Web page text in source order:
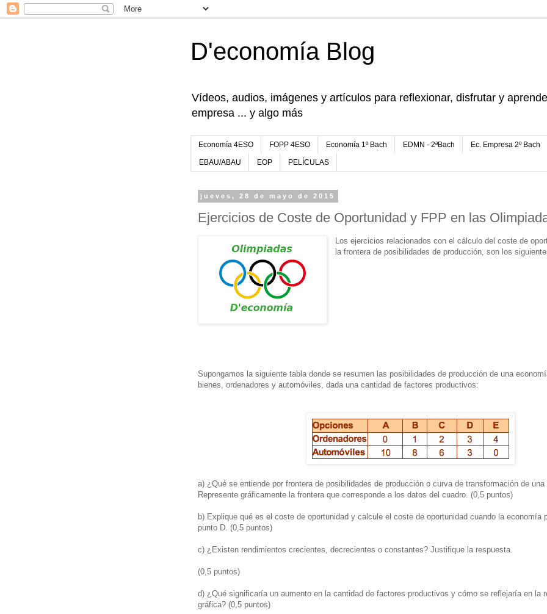
D'economía Blog
Vídeos, audios, imágenes y artículos para reflexionar, disfrutar y
empresa ... y algo más
Economía 4ESO FOPP 4ESO Economía 1º Bach EDMN - 2ªBach Ec. Empresa 2º Bach
EBAU/ABAU EOP PELÍCULAS
jueves, 28 de mayo de 2015
Ejercicios de Coste de Oportunidad y FPP en las
Los ejercicios relacionados con el cálculo del coste de
la frontera de posibilidades de producción, son los
Supongamos la siguiente tabla donde se resumen las posibilidades de producción de una
bienes, ordenadores y automóviles, dada una cantidad de factores productivos:
a) ¿Qué se entiende por frontera de posibilidades de producción o curva de transformación de
Represente gráficamente la frontera que corresponde a los datos del cuadro. (0,5 puntos)
b) Explique qué es el coste de oportunidad y calcule el coste de oportunidad cuando la economía
punto D. (0,5 puntos)
c) ¿Existen rendimientos crecientes, decrecientes o constantes? Justifique la respuesta.
(0,5 puntos)
d) ¿Qué significaría un aumento en la cantidad de factores productivos y cómo se reflejaría en la
gráfica? (0,5 puntos)